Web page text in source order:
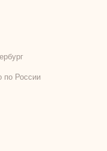
по России